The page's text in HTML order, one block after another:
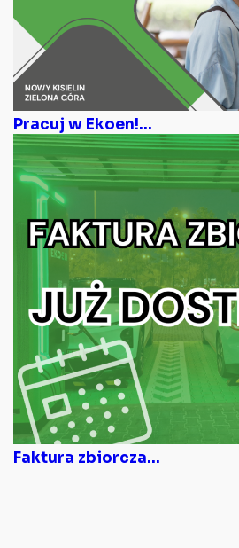
Pracuj w Ekoen!...
Faktura zbiorcza...